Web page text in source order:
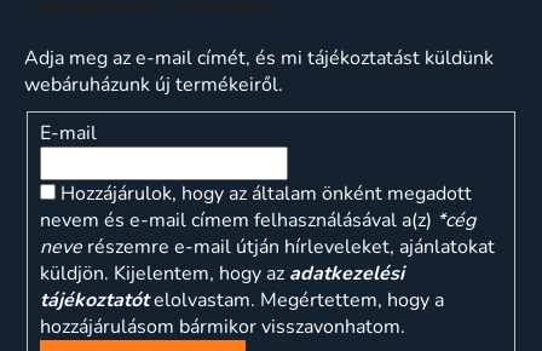
Adja meg az e-mail címét, és mi tájékoztatást küldünk
webáruházunk új termékeiről.
E-mail
Hozzájárulok, hogy az általam önként megadott
nevem és e-mail címem felhasználásával a(z) *cég
neve részemre e-mail útján hírleveleket, ajánlatokat
küldjön. Kijelentem, hogy az adatkezelési
tájékoztatótelolvastam. Megértettem, hogy a
hozzájárulásom bármikor visszavonhatom.